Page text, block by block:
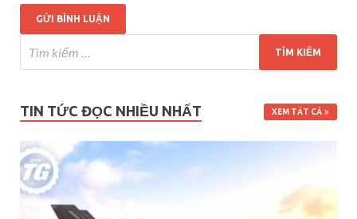
TIN TỨC ĐỌC NHIỀU NHẤT XEM TẤT CẢ